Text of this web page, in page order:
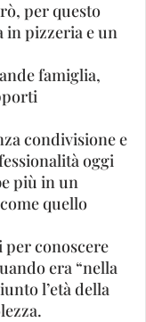
per questo
in pizzeria e un
famiglia,
condivisione e
oggi
più in un
quello
per conoscere
era “nella
l’età della